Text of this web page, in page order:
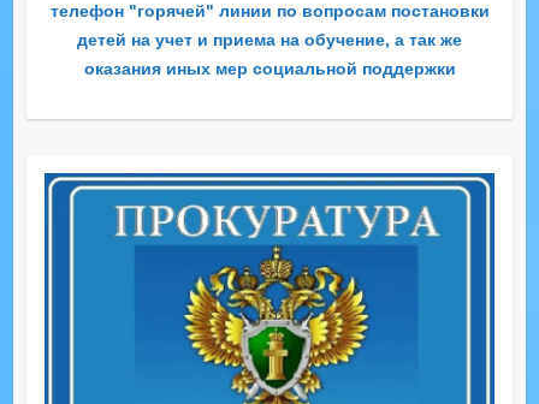
телефон "горячей" линии по вопросам постановки
детей на учет и приема на обучение, а так же
оказания иных мер социальной поддержки